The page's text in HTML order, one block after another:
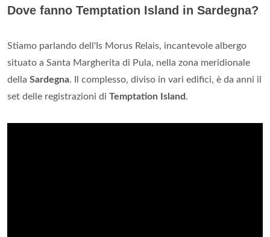
Dove fanno Temptation Island in Sardegna?
Stiamo parlando dell'Is Morus Relais, incantevole albergo
situato a Santa Margherita di Pula, nella zona meridionale
della Sardegna. Il complesso, diviso in vari edifici, è da anni il
set delle registrazioni di Temptation Island .